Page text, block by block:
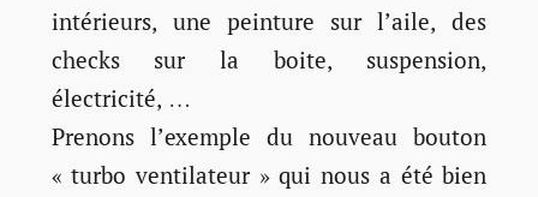
intérieurs, une peinture sur l’aile, des
checks sur la boite, suspension,
électricité, …
Prenons l’exemple du nouveau bouton
« turbo ventilateur » qui nous a été bien